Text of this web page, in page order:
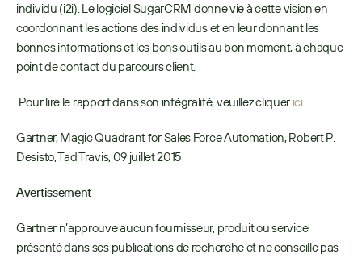
individu (i2i). Le logiciel SugarCRM donne vie à cette vision en
coordonnant les actions des individus et en leur donnant les
bonnes informations et les bons outils au bon moment, à chaque
point de contact du parcours client.
Pour lire le rapport dans son intégralité, veuillez cliquer ici.
Gartner, Magic Quadrant for Sales Force Automation, Robert P.
Desisto, Tad Travis, 09 juillet 2015
Avertissement
Gartner n’approuve aucun fournisseur, produit ou service
présenté dans ses publications de recherche et ne conseille pas